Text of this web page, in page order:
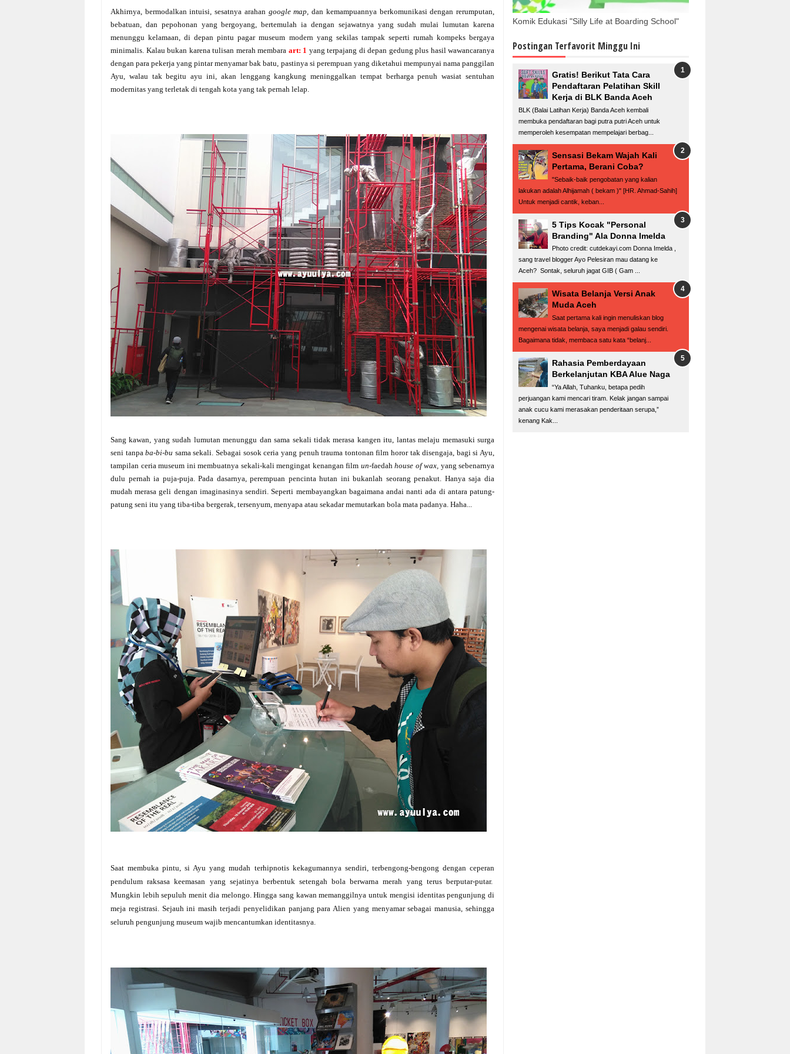
Akhirnya, bermodalkan intuisi, sesatnya arahan google map, dan kemampuannya berkomunikasi dengan rerumputan,
bebatuan, dan pepohonan yang bergoyang, bertemulah ia dengan sejawatnya yang sudah mulai lumutan karena
menunggu kelamaan, di depan pintu pagar museum modern yang sekilas tampak seperti rumah kompeks bergaya
minimalis. Kalau bukan karena tulisan merah membara art: 1 yang terpajang di depan gedung plus hasil wawancaranya
dengan para pekerja yang pintar menyamar bak batu, pastinya si perempuan yang diketahui mempunyai nama panggilan
Ayu, walau tak begitu ayu ini, akan lenggang kangkung meninggalkan tempat berharga penuh wasiat sentuhan
modernitas yang terletak di tengah kota yang tak pernah lelap.
Sang kawan, yang sudah lumutan menunggu dan sama sekali tidak merasa kangen itu, lantas melaju memasuki surga
seni tanpaba-bi-bu sama sekali. Sebagai sosok ceria yang penuh trauma tontonan film horor tak disengaja, bagi si Ayu,
tampilan ceria museum ini membuatnya sekali-kali mengingat kenangan film un-faedah house of wax, yang sebenarnya
dulu pernah ia puja-puja. Pada dasarnya, perempuan pencinta hutan ini bukanlah seorang penakut. Hanya saja dia
mudah merasa geli dengan imaginasinya sendiri. Seperti membayangkan bagaimana andai nanti ada di antara patung-
patung seni itu yang tiba-tiba bergerak, tersenyum, menyapa atau sekadar memutarkan bola mata padanya. Haha...
Saat membuka pintu, si Ayu yang mudah terhipnotis kekagumannya sendiri, terbengong-bengong dengan ceperan
pendulum raksasa keemasan yang sejatinya berbentuk setengah bola berwarna merah yang terus berputar-putar.
Mungkin lebih sepuluh menit dia melongo. Hingga sang kawan memanggilnya untuk mengisi identitas pengunjung di
meja registrasi. Sejauh ini masih terjadi penyelidikan panjang para Alien yang menyamar sebagai manusia, sehingga
seluruh pengunjung museum wajib mencantumkan identitasnya.
Komik Edukasi "Silly Life at Boarding School"
Postingan Terfavorit Minggu Ini
Gratis! Berikut Tata Cara
Pendaftaran Pelatihan Skill
Kerja di BLK Banda Aceh
BLK (Balai Latihan Kerja) Banda Aceh kembali
membuka pendaftaran bagi putra putri Aceh untuk
memperoleh kesempatan mempelajari berbag...
Sensasi Bekam Wajah Kali
Pertama, Berani Coba?
"Sebaik-baik pengobatan yang kalian
lakukan adalah Alhijamah ( bekam )" [HR. Ahmad-Sahih]
Untuk menjadi cantik, keban...
5 Tips Kocak "Personal
Branding" Ala Donna Imelda
Photo credit: cutdekayi.com Donna Imelda ,
sang travel blogger Ayo Pelesiran mau datang ke
Aceh? Sontak, seluruh jagat GIB ( Gam ...
Wisata Belanja Versi Anak
Muda Aceh
Saat pertama kali ingin menuliskan blog
mengenai wisata belanja, saya menjadi galau sendiri.
Bagaimana tidak, membaca satu kata “belanj...
Rahasia Pemberdayaan
Berkelanjutan KBA Alue Naga
“Ya Allah, Tuhanku, betapa pedih
perjuangan kami mencari tiram. Kelak jangan sampai
anak cucu kami merasakan penderitaan serupa,”
kenang Kak...